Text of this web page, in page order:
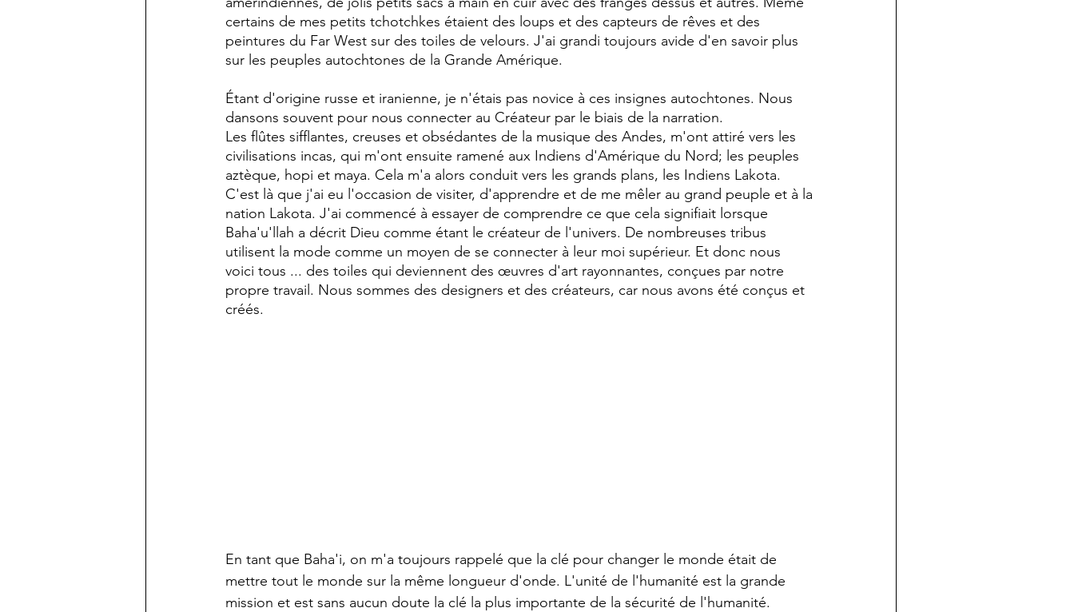
certains de mes petits tchotchkes étaient des loups et des capteurs de rêves et des
peintures du Far West sur des toiles de velours. J'ai grandi toujours avide d'en savoir plus
sur les peuples autochtones de la Grande Amérique.
Étant d'origine russe et iranienne, je n'étais pas novice à ces insignes autochtones. Nous
dansons souvent pour nous connecter au Créateur par le biais de la narration.
Les flûtes sifflantes, creuses et obsédantes de la musique des Andes, m'ont attiré vers les
civilisations incas, qui m'ont ensuite ramené aux Indiens d'Amérique du Nord; les peuples
aztèque, hopi et maya. Cela m'a alors conduit vers les grands plans, les Indiens Lakota.
C'est là que j'ai eu l'occasion de visiter, d'apprendre et de me mêler au grand peuple et à la
nation Lakota. J'ai commencé à essayer de comprendre ce que cela signifiait lorsque
Baha'u'llah a décrit Dieu comme étant le créateur de l'univers. De nombreuses tribus
utilisent la mode comme un moyen de se connecter à leur moi supérieur. Et donc nous
voici tous ... des toiles qui deviennent des œuvres d'art rayonnantes, conçues par notre
propre travail. Nous sommes des designers et des créateurs, car nous avons été conçus et
créés.
En tant que Baha'i, on m'a toujours rappelé que la clé pour changer le monde était de
mettre tout le monde sur la même longueur d'onde. L'unité de l'humanité est la grande
mission et est sans aucun doute la clé la plus importante de la sécurité de l'humanité.